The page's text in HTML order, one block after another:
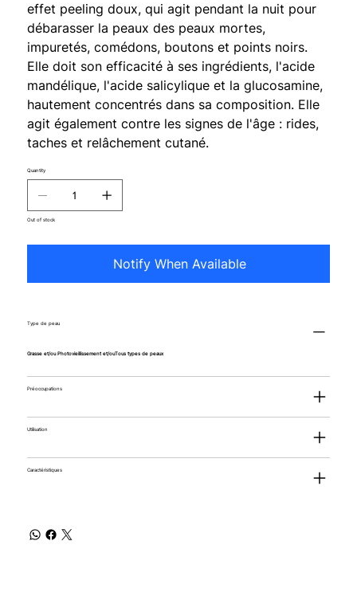
effet peeling doux, qui agit pendant la nuit pour
débarasser la peaux des peaux mortes,
impuretés, comédons, boutons et points noirs.
Elle doit son efficacité à ses ingrédients, l'acide
mandélique, l'acide salicylique et la glucosamine,
hautement concentrés dans sa composition. Elle
agit également contre les signes de l'âge : rides,
taches et relâchement cutané.
Quantity
Out of stock
Notify When Available
Type de peau
Grasse et/ou Photovieillissement et/ouTous types de peaux
Préoccupations
Utilisation
Caractéristiques